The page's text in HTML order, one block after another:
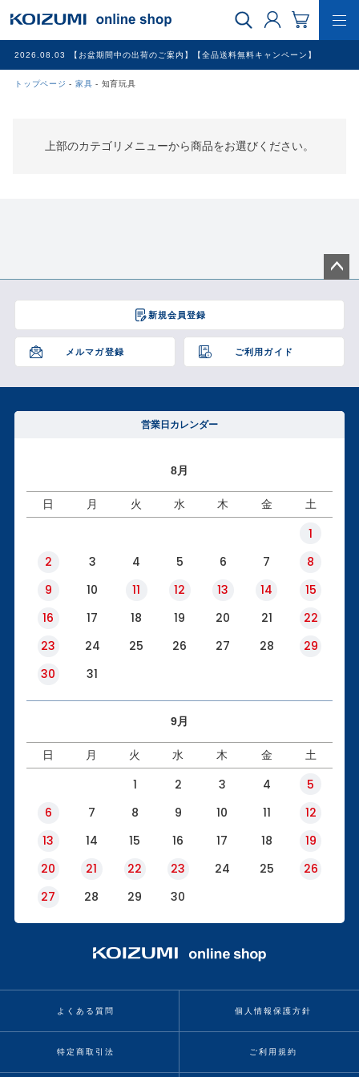
2026.08.03 【お盆期間中の出荷のご案内】【全品送料無料キャンペーン】
トップページ 家具 知育玩具
理美容家電
家具
その他
ログイン
お問い合わせ
上部のカテゴリメニューから商品をお選びください。
新規会員登録
メルマガ登録 ご利用ガイド
ジト
へ
営業日カレンダー
8月
日 月 火 水 木 金 土
1
2
3 4 5 6 7
8
9
10 11 12 13 14
15
16
17 18 19 20 21
22
23
24 25 26 27 28
29
30
31
9月
日 月 火 水 木 金 土
1 2 3 4
5
6
7 8 9 10 11
12
13
14 15 16 17 18
19
20
21 22 23 24 25
26
27
28 29 30
よくある質問 個人情報保護方針
特定商取引法 ご利用規約